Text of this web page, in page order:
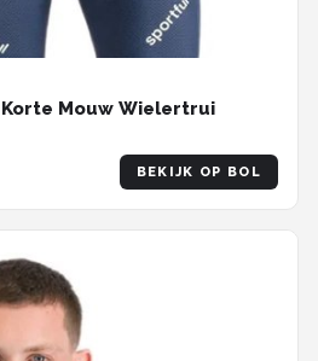
Mouw Wielertrui
BEKIJK OP BOL